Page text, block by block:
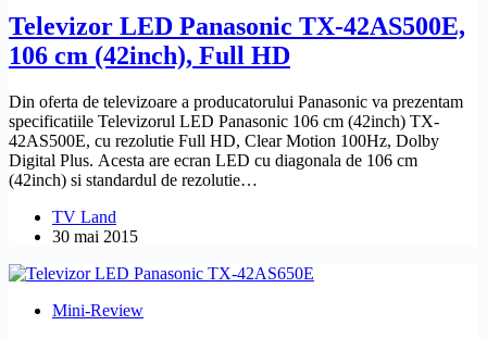
Televizor LED Panasonic TX-42AS500E,
106 cm (42inch), Full HD
Din oferta de televizoare a producatorului Panasonic va prezentam
specificatiile Televizorul LED Panasonic 106 cm (42inch) TX-
42AS500E, cu rezolutie Full HD, Clear Motion 100Hz, Dolby
Digital Plus. Acesta are ecran LED cu diagonala de 106 cm
(42inch) si standardul de rezolutie…
TV Land
30 mai 2015
Mini-Review